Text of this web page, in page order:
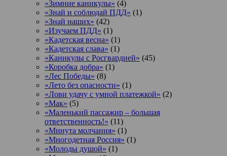
«Зимние каникулы» (4)
«Знай и соблюдай ПДД» (1)
«Знай наших» (42)
«Изучаем ПДД» (1)
«Кадетская весна» (1)
«Кадетская слава» (1)
«Каникулы с Росгвардией» (45)
«Коробка добра» (1)
«Лес Победы» (8)
«Лето без опасности» (1)
«Лови удачу с умной платежкой» (2)
«Мак» (5)
«Маленький пассажир – большая
ответственность!» (11)
«Минута молчания» (1)
«Многодетная Россия» (1)
«Молоды душой» (1)